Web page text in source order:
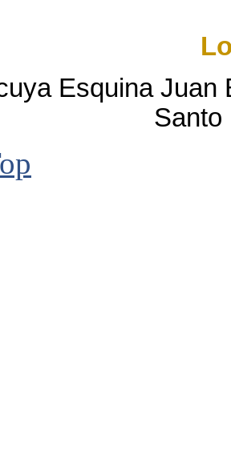
Esquina Juan
Santo